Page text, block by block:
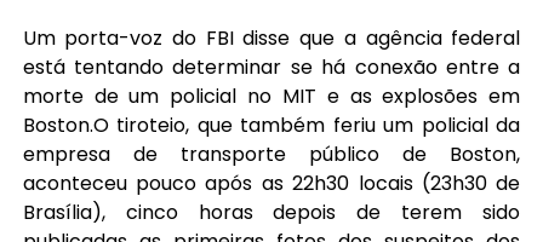
Um porta-voz do FBI disse que a agência federal
está tentando determinar se há conexão entre a
morte de um policial no MIT e as explosões em
Boston.O tiroteio, que também feriu um policial da
empresa de transporte público de Boston,
aconteceu pouco após as 22h30 locais (23h30 de
Brasília), cinco horas depois de terem sido